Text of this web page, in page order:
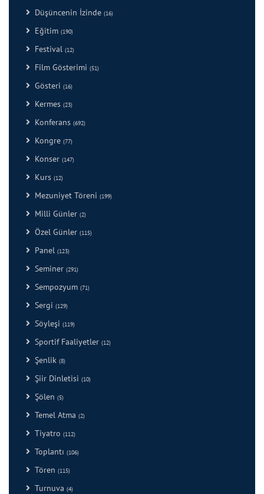
Düşüncenin İzinde (16)
Eğitim (190)
Festival (12)
Film Gösterimi (51)
Gösteri (16)
Kermes (23)
Konferans (692)
Kongre (77)
Konser (147)
Kurs (12)
Mezuniyet Töreni (199)
Milli Günler (2)
Özel Günler (115)
Panel (123)
Seminer (291)
Sempozyum (71)
Sergi (129)
Söyleşi (119)
Sportif Faaliyetler (12)
Şenlik (8)
Şiir Dinletisi (10)
Şölen (5)
Temel Atma (2)
Tiyatro (112)
Toplantı (106)
Tören (115)
Turnuva (4)